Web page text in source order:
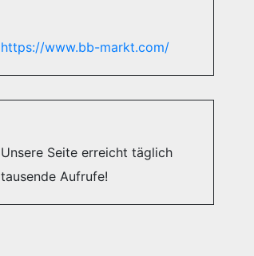
https://www.bb-markt.com/
Unsere Seite erreicht täglich
tausende Aufrufe!